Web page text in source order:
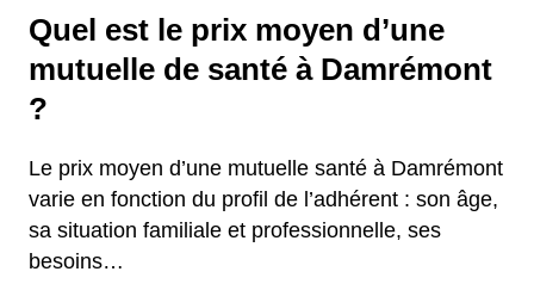
Quel est le prix moyen d’une
mutuelle de santé à Damrémont
?
Le prix moyen d’une mutuelle santé à Damrémont
varie en fonction du profil de l’adhérent : son âge,
sa situation familiale et professionnelle, ses
besoins…